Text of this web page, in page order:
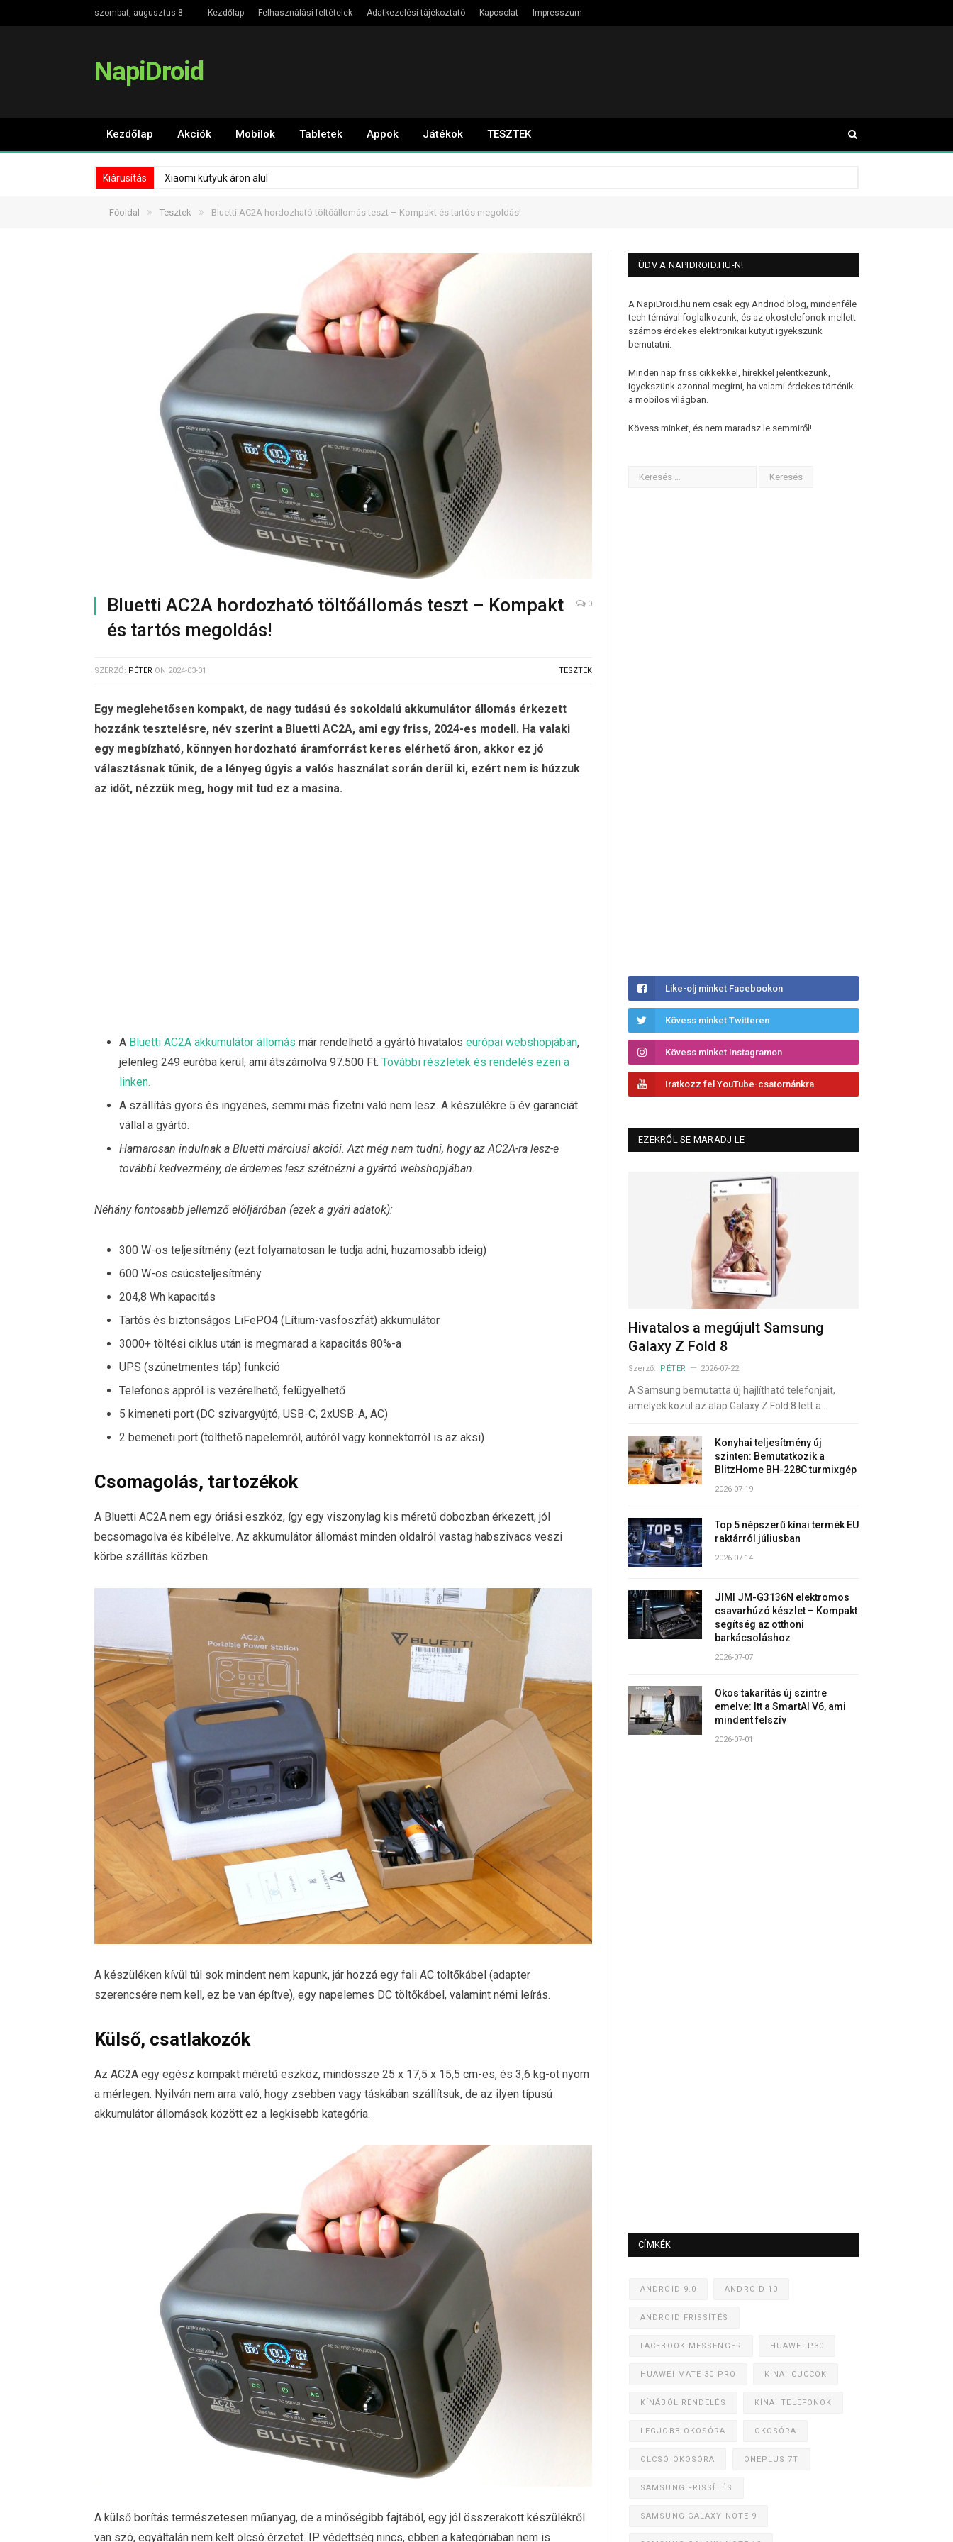
szombat, augusztus 8 Kezdőlap Felhasználási feltételek Adatkezelési tájékoztató Kapcsolat Impresszum
NapiDroid
Kezdőlap Akciók Mobilok Tabletek Appok Játékok TESZTEK
Kiárusítás Xiaomi kütyük áron alul
Főoldal » Tesztek » Bluetti AC2A hordozható töltőállomás teszt – Kompakt és tartós megoldás!
Bluetti AC2A hordozható töltőállomás teszt – Kompakt
és tartós megoldás!
0
SZERZŐ: PÉTER ON 2024-03-01 TESZTEK
Egy meglehetősen kompakt, de nagy tudású és sokoldalú akkumulátor állomás érkezett
hozzánk tesztelésre, név szerint a Bluetti AC2A, ami egy friss, 2024-es modell. Ha valaki
egy megbízható, könnyen hordozható áramforrást keres elérhető áron, akkor ez jó
választásnak tűnik, de a lényeg úgyis a valós használat során derül ki, ezért nem is húzzuk
az időt, nézzük meg, hogy mit tud ez a masina.
A Bluetti AC2A akkumulátor állomás már rendelhető a gyártó hivatalos európai webshopjában,
jelenleg 249 euróba kerül, ami átszámolva 97.500 Ft. További részletek és rendelés ezen a
linken.
A szállítás gyors és ingyenes, semmi más fizetni való nem lesz. A készülékre 5 év garanciát
vállal a gyártó.
Hamarosan indulnak a Bluetti márciusi akciói. Azt még nem tudni, hogy az AC2A-ra lesz-e
további kedvezmény, de érdemes lesz szétnézni a gyártó webshopjában.
Néhány fontosabb jellemző elöljáróban (ezek a gyári adatok):
300 W-os teljesítmény (ezt folyamatosan le tudja adni, huzamosabb ideig)
600 W-os csúcsteljesítmény
204,8 Wh kapacitás
Tartós és biztonságos LiFePO4 (Lítium-vasfoszfát) akkumulátor
3000+ töltési ciklus után is megmarad a kapacitás 80%-a
UPS (szünetmentes táp) funkció
Telefonos appról is vezérelhető, felügyelhető
5 kimeneti port (DC szivargyújtó, USB-C, 2xUSB-A, AC)
2 bemeneti port (tölthető napelemről, autóról vagy konnektorról is az aksi)
Csomagolás, tartozékok
A Bluetti AC2A nem egy óriási eszköz, így egy viszonylag kis méretű dobozban érkezett, jól
becsomagolva és kibélelve. Az akkumulátor állomást minden oldalról vastag habszivacs veszi
körbe szállítás közben.
A készüléken kívül túl sok mindent nem kapunk, jár hozzá egy fali AC töltőkábel (adapter
szerencsére nem kell, ez be van építve), egy napelemes DC töltőkábel, valamint némi leírás.
Külső, csatlakozók
Az AC2A egy egész kompakt méretű eszköz, mindössze 25 x 17,5 x 15,5 cm-es, és 3,6 kg-ot nyom
a mérlegen. Nyilván nem arra való, hogy zsebben vagy táskában szállítsuk, de az ilyen típusú
akkumulátor állomások között ez a legkisebb kategória.
A külső borítás természetesen műanyag, de a minőségibb fajtából, egy jól összerakott készülékről
van szó, egyáltalán nem kelt olcsó érzetet. IP védettség nincs, ebben a kategóriában nem is
ÜDV A NAPIDROID.HU-N!
A NapiDroid.hu nem csak egy Andriod blog, mindenféle
tech témával foglalkozunk, és az okostelefonok mellett
számos érdekes elektronikai kütyüt igyekszünk
bemutatni.
Minden nap friss cikkekkel, hírekkel jelentkezünk,
igyekszünk azonnal megírni, ha valami érdekes történik
a mobilos világban.
Kövess minket, és nem maradsz le semmiről!
Like-olj minket Facebookon
Kövess minket Twitteren
Kövess minket Instagramon
Iratkozz fel YouTube-csatornánkra
EZEKRŐL SE MARADJ LE
Hivatalos a megújult Samsung
Galaxy Z Fold 8
Szerző: PÉTER 2026-07-22
A Samsung bemutatta új hajlítható telefonjait,
amelyek közül az alap Galaxy Z Fold 8 lett a…
Konyhai teljesítmény új
szinten: Bemutatkozik a
BlitzHome BH-228C turmixgép
2026-07-19
Top 5 népszerű kínai termék EU
raktárról júliusban
2026-07-14
JIMI JM-G3136N elektromos
csavarhúzó készlet – Kompakt
segítség az otthoni
barkácsoláshoz
2026-07-07
Okos takarítás új szintre
emelve: Itt a SmartAI V6, ami
mindent felszív
2026-07-01
CÍMKÉK
ANDROID 9.0 ANDROID 10
ANDROID FRISSÍTÉS
FACEBOOK MESSENGER HUAWEI P30
HUAWEI MATE 30 PRO KÍNAI CUCCOK
KÍNÁBÓL RENDELÉS KÍNAI TELEFONOK
LEGJOBB OKOSÓRA OKOSÓRA
OLCSÓ OKOSÓRA ONEPLUS 7T
SAMSUNG FRISSÍTÉS
SAMSUNG GALAXY NOTE 9